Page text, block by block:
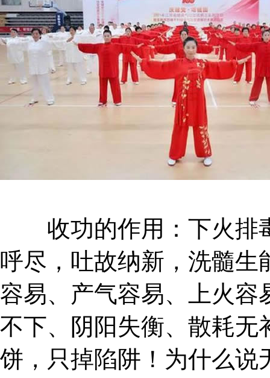
收功的作用：下火排
呼尽，吐故纳新，洗髓生
容易、产气容易、上火容
不下、阴阳失衡、散耗无
饼，只掉陷阱！为什么说